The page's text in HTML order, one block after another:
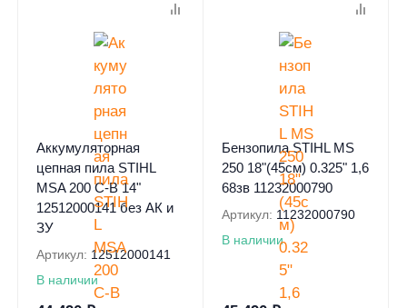
Аккумуляторная
цепная пила STIHL
MSA 200 C-B 14"
12512000141 без АК и
ЗУ
Артикул: 12512000141
В наличии
Бензопила STIHL MS
250 18"(45см) 0.325" 1,6
68зв 11232000790
Артикул: 11232000790
В наличии